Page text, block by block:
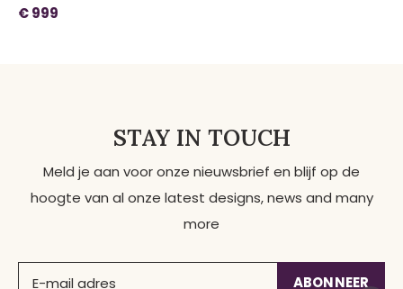
€ 999
STAY IN TOUCH
Meld je aan voor onze nieuwsbrief en blijf op de
hoogte van al onze latest designs, news and many
more
ABONNEER